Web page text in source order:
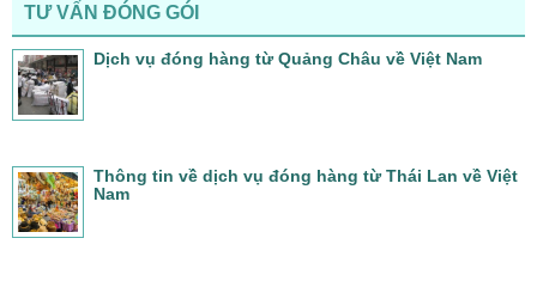
TƯ VẤN ĐÓNG GÓI
Dịch vụ đóng hàng từ Quảng Châu về Việt Nam
Thông tin về dịch vụ đóng hàng từ Thái Lan về Việt
Nam